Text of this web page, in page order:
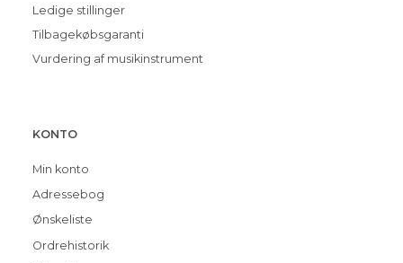
Ledige stillinger
Tilbagekøbsgaranti
Vurdering af musikinstrument
KONTO
Min konto
Adressebog
Ønskeliste
Ordrehistorik